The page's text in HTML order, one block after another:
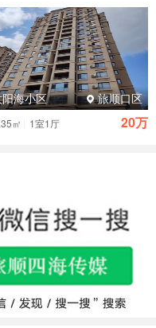
妻俩都身患疾病，同时
兴，“没有什么比拯救
大蓬还是大连万众应急
行动中，陈大蓬深刻地
海小区 旅顺口区
㎡ 1室1厅 20万